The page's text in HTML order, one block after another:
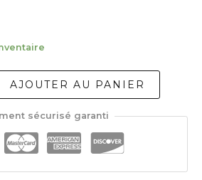
AJOUTER AU PANIER
sécurisé garanti